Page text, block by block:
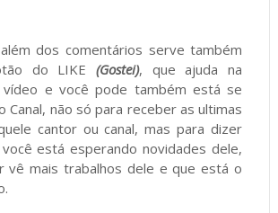
além dos comentários serve também
do LIKE(Gostei), que ajuda na
vídeo e você pode também está se
Canal, não só para receber as ultimas
cantor ou canal, mas para dizer
está esperando novidades dele,
vê mais trabalhos dele e que está o